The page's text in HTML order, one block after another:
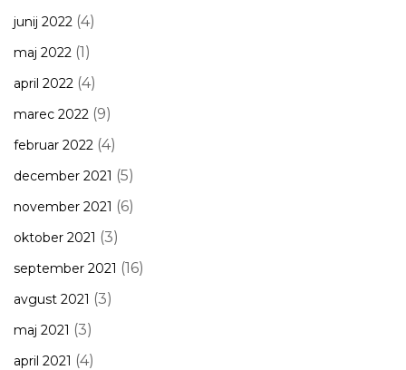
junij 2022 (4)
maj 2022 (1)
april 2022 (4)
marec 2022 (9)
februar 2022 (4)
december 2021 (5)
november 2021 (6)
oktober 2021 (3)
september 2021 (16)
avgust 2021 (3)
maj 2021 (3)
april 2021 (4)